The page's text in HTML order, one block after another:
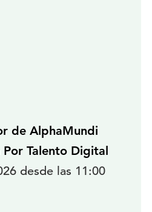
de AlphaMundi
Talento Digital
desde las 11:00